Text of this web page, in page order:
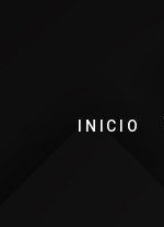
INICIO